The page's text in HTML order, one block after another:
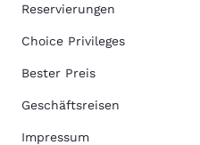
Reservierungen
Choice Privileges
Bester Preis
Geschäftsreisen
Impressum